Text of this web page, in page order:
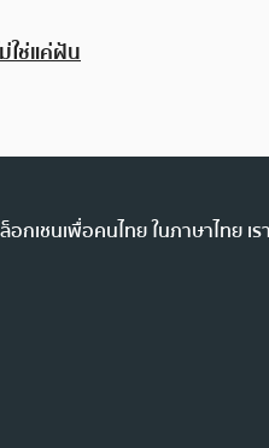
ใช่แค่ฝัน
กเชนเพื่อคนไทย ในภาษาไทย